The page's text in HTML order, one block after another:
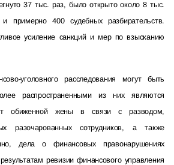
37 тыс. раз, было открыто около 8 тыс.
примерно 400 судебных разбирательств.
усиление санкций и мер по взысканию
уголовного расследования могут быть
распространенными из них являются
обиженной жены в связи с разводом,
разочарованных сотрудников, а также
дела о финансовых правонарушениях
ревизии финансового управления